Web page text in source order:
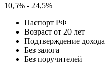
10,5% - 24,5%
Паспорт РФ
Возраст от 20 лет
Подтверждение дохода
Без залога
Без поручителей